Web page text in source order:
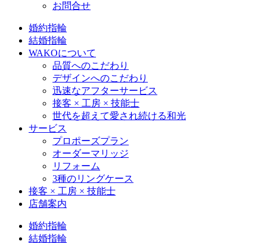
お問合せ
婚約指輪
結婚指輪
WAKOについて
品質へのこだわり
デザインへのこだわり
迅速なアフターサービス
接客 × 工房 × 技能士
世代を超えて愛され続ける和光
サービス
プロポーズプラン
オーダーマリッジ
リフォーム
3種のリングケース
接客 × 工房 × 技能士
店舗案内
婚約指輪
結婚指輪